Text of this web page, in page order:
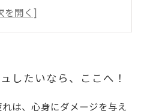
て、新しい自分に出会お
したいなら、ここへ！
は、心身にダメージを与え